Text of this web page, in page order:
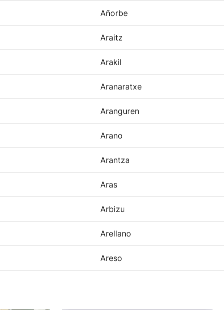
Añorbe
Araitz
Arakil
Aranaratxe
Aranguren
Arano
Arantza
Aras
Arbizu
Arellano
Areso